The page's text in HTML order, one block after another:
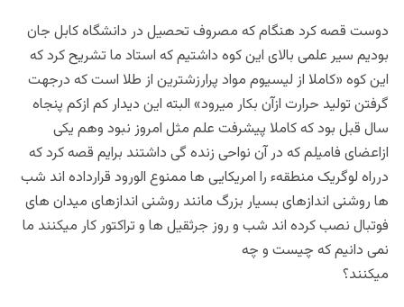
دوست قصه کرد هنگام که مصروف تحصیل در دانشگاه کابل جان
بودیم سیر علمی بالای این کوه داشتیم که استاد ما تشریح کرد که
این کوه «کاملا از لیسیوم مواد پرارزشترین از طلا است که درجهت
گرفتن تولید حرارت ازآن بکار میرود» البته این دیدار کم ازکم پنجاه
سال قبل بود که کاملا پیشرفت علم مثل امروز نبود وهم یکی
ازاعضای فامیلم که در آن نواحی زنده گی داشتند برایم قصه کرد که
درراه لوگریک منطقهء را امریکایی ها ممنوع الورود قرارداده اند شب
ها روشنی اندازهای بسیار بزرگ مانند روشنی اندازهای میدان های
فوتبال نصب کرده اند شب و روز جرثقیل ها و تراکتور کار میکنند ما
نمی دانیم که چیست و چه
میکنند؟